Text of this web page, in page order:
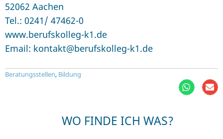
52062 Aachen
Tel.: 0241/ 47462-0
www.berufskolleg-k1.de
Email: kontakt@berufskolleg-k1.de
Beratungsstellen, Bildung
WO FINDE ICH WAS?